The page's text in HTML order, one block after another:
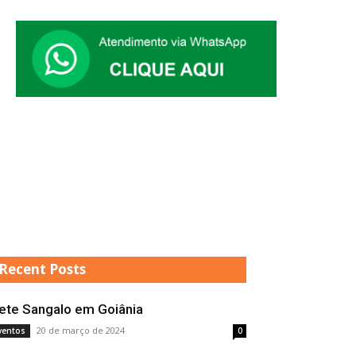
Posts
Sangalo em Goiânia
20 de março de 2024 0